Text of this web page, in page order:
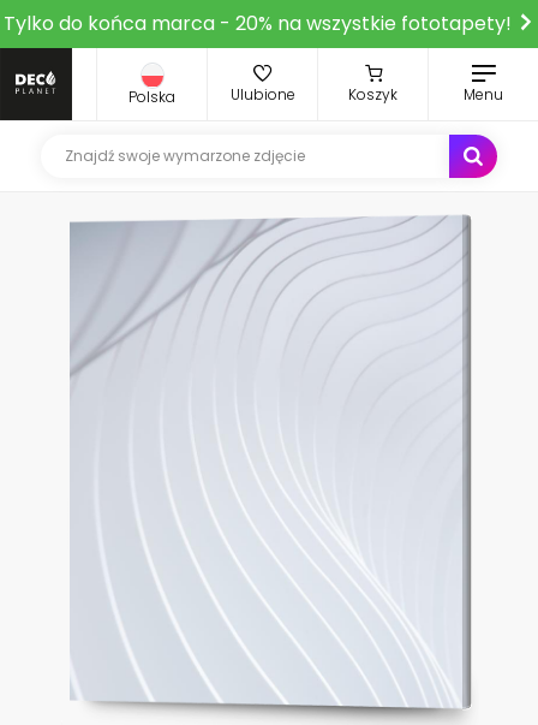
Tylko do końca marca - 20% na wszystkie fototapety!
Polska Ulubione Koszyk Menu